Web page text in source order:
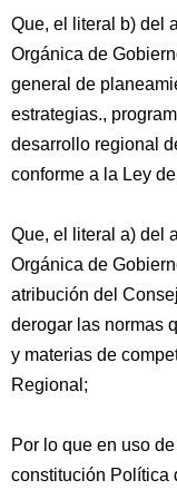
Que, el literal b) del
Orgánica de
general de
estrategias.,
desarrollo regional
conforme a la Ley
Que, el literal a) del
Orgánica de
atribución del
derogar las normas
y materias de
Regional;
Por lo que en uso
constitución Política